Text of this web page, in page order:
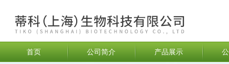
首页 公司简介 产品展示